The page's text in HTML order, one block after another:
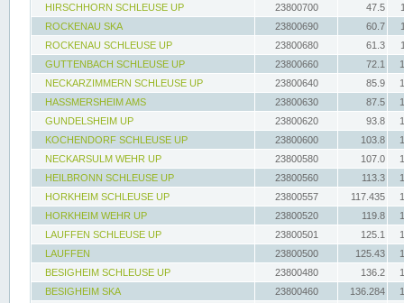
HIRSCHHORN SCHLEUSE UP
23800700 47.5
ROCKENAU SKA
23800690 60.7
ROCKENAU SCHLEUSE UP
23800680 61.3
GUTTENBACH SCHLEUSE UP
23800660 72.1
NECKARZIMMERN SCHLEUSE UP
23800640 85.9
HASSMERSHEIM AMS
23800630 87.5
GUNDELSHEIM UP
23800620 93.8
KOCHENDORF SCHLEUSE UP
23800600 103.8
NECKARSULM WEHR UP
23800580 107.0
HEILBRONN SCHLEUSE UP
23800560 113.3
HORKHEIM SCHLEUSE UP
23800557 117.435
HORKHEIM WEHR UP
23800520 119.8
LAUFFEN SCHLEUSE UP
23800501 125.1
LAUFFEN
23800500 125.43
BESIGHEIM SCHLEUSE UP
23800480 136.2
BESIGHEIM SKA
23800460 136.284